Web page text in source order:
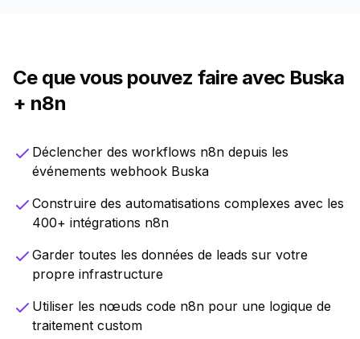
Ce que vous pouvez faire avec Buska
+ n8n
Déclencher des workflows n8n depuis les
événements webhook Buska
Construire des automatisations complexes avec les
400+ intégrations n8n
Garder toutes les données de leads sur votre
propre infrastructure
Utiliser les nœuds code n8n pour une logique de
traitement custom